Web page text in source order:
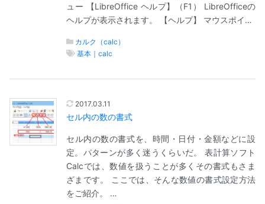
ュー 【LibreOffice ヘルプ】（F1） LibreOfficeの
ヘルプが表示されます。 【ヘルプ】 マウスポイ…
カルク（calc）
基本｜calc
2017.03.11
セル内の数の書式
セル内の数の書式を、時間・日付・金額などに設
定。パターンが多く迷うくらいだ。 表計算ソフト
Calcでは、数値を扱うことが多くその書式もさま
ざまです。 ここでは、そんな数値の書式設定方法
をご紹介。 …